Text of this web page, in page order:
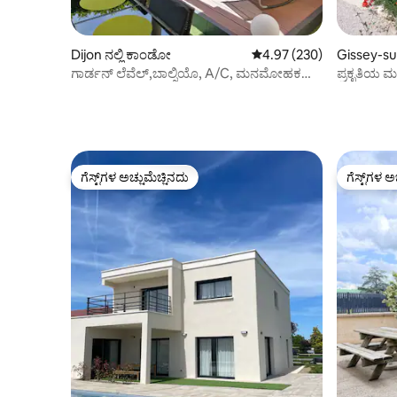
Dijon ನಲ್ಲಿ ಕಾಂಡೋ 5 ರಲ್ಲಿ 4.97 ಸರಾಸರಿ
4.97 (230)
ಗಾರ್ಡನ್ ಲೆವೆಲ್,ಬಾಲ್ನಿಯೊ, A/C, ಮನಮೋಹಕ
Gissey-
ಕಾಂಡೋ
ಪ್ರಕೃತಿಯ
ಗೆಸ್ಟ್‌ಗಳ ಅಚ್ಚುಮೆಚ್ಚಿನದು
ಗೆಸ್ಟ್‌ಗಳ ಅಚ್ಚುಮೆಚ್ಚಿನದು ಗೆಸ್ಟ್‌ಗಳ
ಗೆಸ್ಟ್‌ಗಳ